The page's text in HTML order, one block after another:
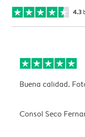
4.3
Buena calidad.
Consol Seco